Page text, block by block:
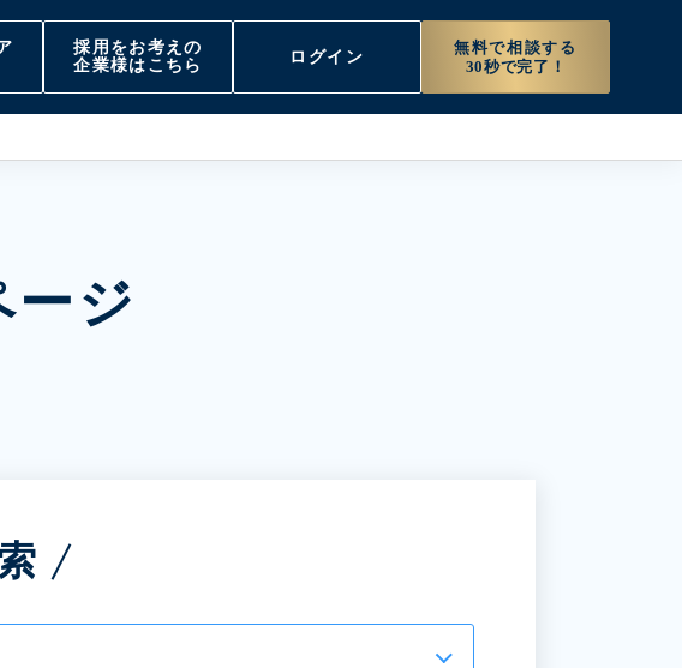
採用をお考えの
企業様はこちら
ログイン
無料で相談する
30秒で完了！
ージ